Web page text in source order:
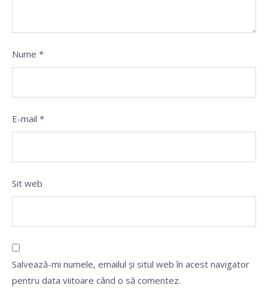
Nume *
E-mail *
Sit web
Salvează-mi numele, emailul și situl web în acest navigator
pentru data viitoare când o să comentez.